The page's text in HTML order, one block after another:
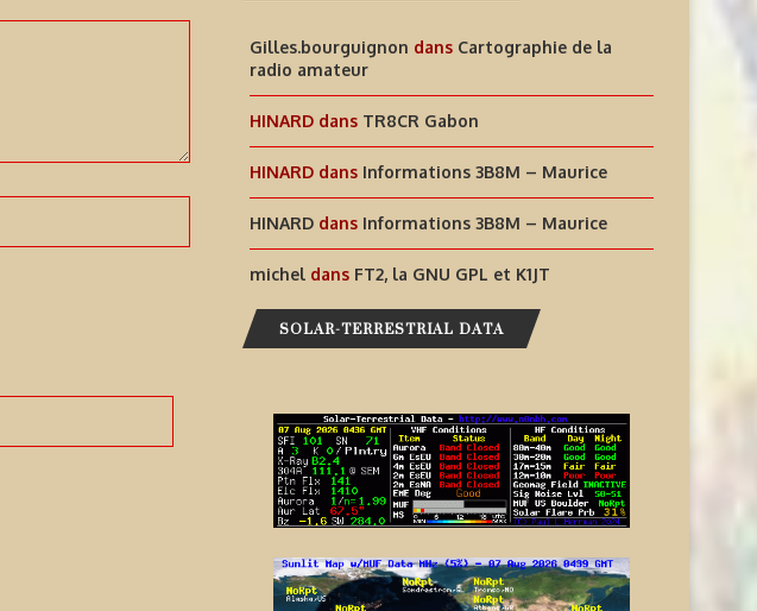
Gilles.bourguignon dans Cartographie de la
radio amateur
HINARD dans TR8CR Gabon
HINARD dans Informations 3B8M – Maurice
HINARD dans Informations 3B8M – Maurice
michel dans FT2, la GNU GPL et K1JT
SOLAR-TERRESTRIAL DATA